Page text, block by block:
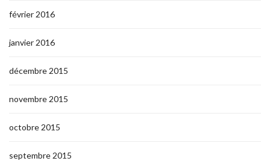
février 2016
janvier 2016
décembre 2015
novembre 2015
octobre 2015
septembre 2015